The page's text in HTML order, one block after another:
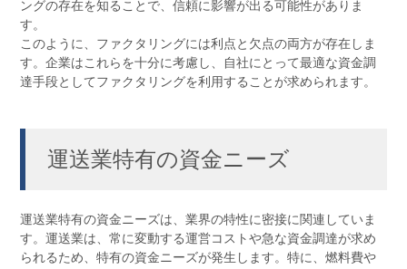
ングの存在を知ることで、信頼に影響が出る可能性がありま
す。
このように、ファクタリングには利点と欠点の両方が存在しま
す。企業はこれらを十分に考慮し、自社にとって最適な資金調
達手段としてファクタリングを利用することが求められます。
運送業特有の資金ニーズ
運送業特有の資金ニーズは、業界の特性に密接に関連していま
す。運送業は、常に変動する運営コストや急な資金調達が求め
られるため、特有の資金ニーズが発生します。特に、燃料費や